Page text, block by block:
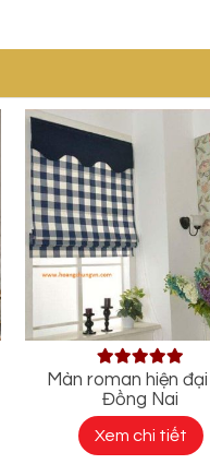
Màn roman hiện
Đồng Nai
Xem chi tiết